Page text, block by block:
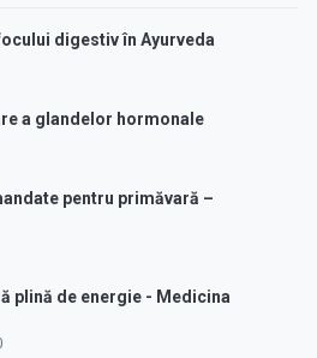
digestiv în Ayurveda
a glandelor hormonale
pentru primăvară –
plină de energie - Medicina